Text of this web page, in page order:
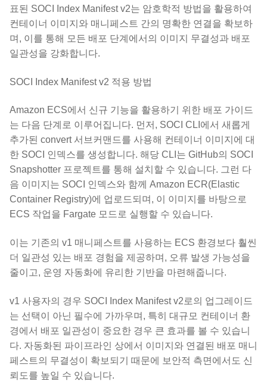
표된 SOCI Index Manifest v2는 암호학적 방법을 활용하여
컨테이너 이미지와 매니페스트 간의 명확한 연결을 확보하
며, 이를 통해 모든 배포 단계에서의 이미지 무결성과 배포
일관성을 강화합니다.
SOCI Index Manifest v2 적용 방법
Amazon ECS에서 신규 기능을 활용하기 위한 배포 가이드
는 다음 단계로 이루어집니다. 먼저, SOCI CLI에서 새롭게
추가된 convert 서브커맨드를 사용해 컨테이너 이미지에 대
한 SOCI 인덱스를 생성합니다. 해당 CLI는 GitHub의 SOCI
Snapshotter 프로젝트를 통해 설치할 수 있습니다. 그런 다
음 이미지는 SOCI 인덱스와 함께 Amazon ECR(Elastic
Container Registry)에 업로드되며, 이 이미지를 바탕으로
ECS 작업을 Fargate 모드로 실행할 수 있습니다.
이는 기존의 v1 매니페스트를 사용하는 ECS 환경보다 훨씬
더 일관성 있는 배포 경험을 제공하며, 오류 발생 가능성을
줄이고, 운영 자동화에 유리한 기반을 마련해줍니다.
v1 사용자의 경우 SOCI Index Manifest v2로의 업그레이드
는 선택이 아닌 필수에 가까우며, 특히 대규모 컨테이너 환
경에서 배포 일관성이 중요한 경우 큰 효과를 볼 수 있습니
다. 자동화된 파이프라인 상에서 이미지와 연결된 배포 매니
페스트의 무결성이 확보되기 때문에 보안적 측면에서도 신
뢰도를 높일 수 있습니다.